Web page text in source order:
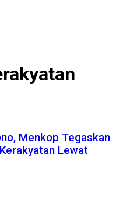
Menkop Tegaskan
Lewat